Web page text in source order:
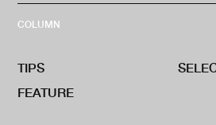
COLUMN
TIPS
FEATURE